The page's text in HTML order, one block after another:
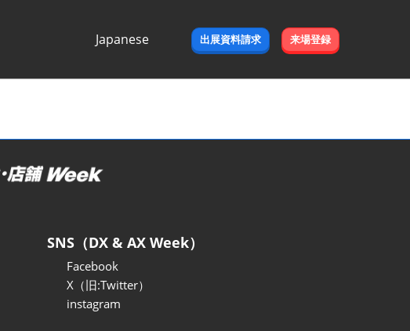
Japanese
出展資料請求 来場登録
SNS（DX & AX Week）
Facebook
X（旧:Twitter）
instagram